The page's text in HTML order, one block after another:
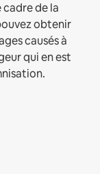
cadre de la
obtenir
causés à
qui en est